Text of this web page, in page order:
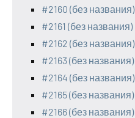
#2160 (без названия)
#2161 (без названия)
#2162 (без названия)
#2163 (без названия)
#2164 (без названия)
#2165 (без названия)
#2166 (без названия)